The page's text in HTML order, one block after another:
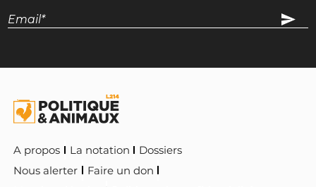
A propos La notation
Dossiers
Nous alerter
Faire un don